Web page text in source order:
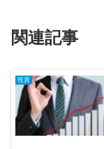
関連記事
投資